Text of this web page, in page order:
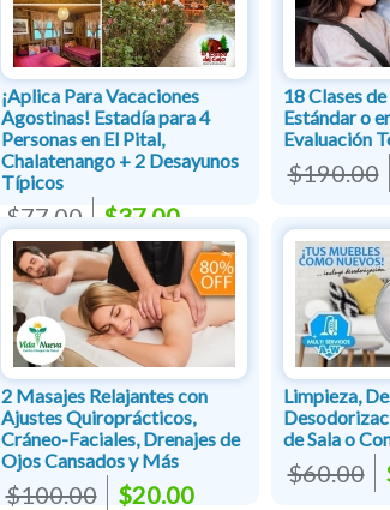
¡Aplica Para Vacaciones
Agostinas! Estadía para 4
Personas en El Pital,
Chalatenango + 2 Desayunos
Típicos
$77.00 $37.00
18 Clases
Estándar o
Evaluación
$190.00
2 Masajes Relajantes con
Ajustes Quiroprácticos,
Cráneo-Faciales, Drenajes de
Ojos Cansados y Más
$100.00 $20.00
Limpieza,
de Sala o
$60.00